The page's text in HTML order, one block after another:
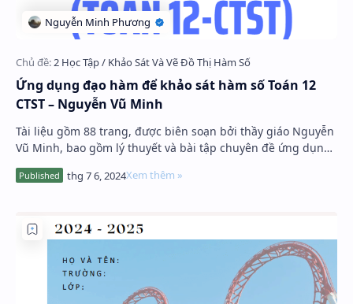
Ứng dụng đạo hàm để khảo sát hàm số Toán 12
CTST – Nguyễn Vũ Minh
Tài liệu gồm 88 trang, được biên soạn bởi thầy giáo Nguyễn
Vũ Minh, bao gồm lý thuyết và bài tập chuyên đề ứng dụng
đạo hàm để khảo sát hàm số môn To…